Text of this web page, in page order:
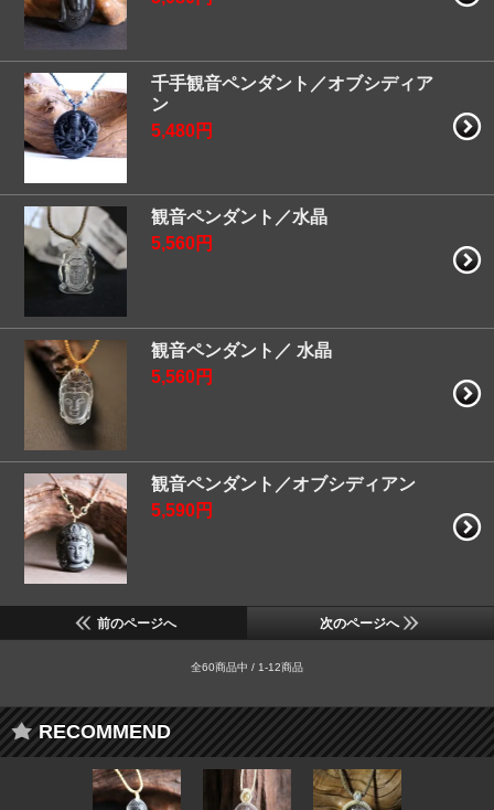
千手観音ペンダント／オブシディア
ン
5,480円
観音ペンダント／水晶
5,560円
観音ペンダント／ 水晶
5,560円
観音ペンダント／オブシディアン
5,590円
前のページへ 次のページへ
全60商品中 / 1-12商品
RECOMMEND